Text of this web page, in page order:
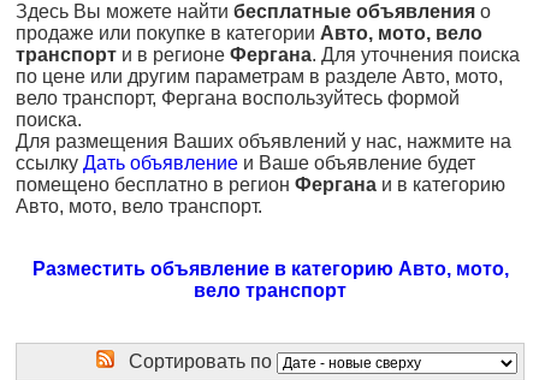
Здесь Вы можете найти бесплатные объявления о
продаже или покупке в категории Авто, мото, вело
транспорт и в регионе Фергана. Для уточнения поиска
по цене или другим параметрам в разделе Авто, мото,
вело транспорт, Фергана воспользуйтесь формой
поиска.
Для размещения Ваших объявлений у нас, нажмите на
ссылку Дать объявление и Ваше объявление будет
помещено бесплатно в регион Фергана и в категорию
Авто, мото, вело транспорт.
Разместить объявление в категорию Авто, мото,
вело транспорт
Сортировать по